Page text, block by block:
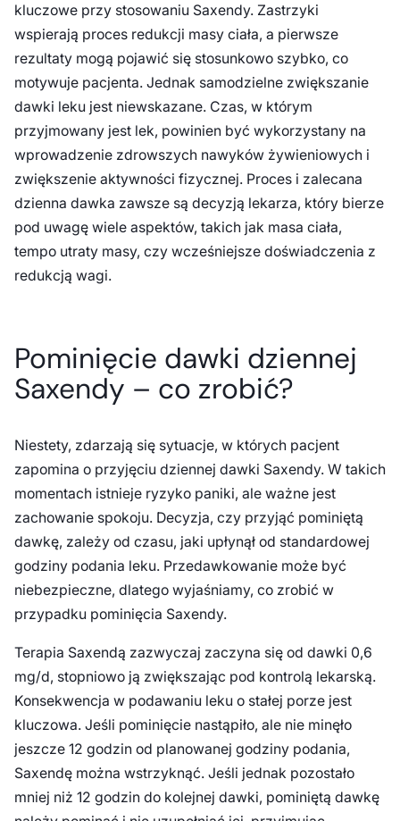
kluczowe przy stosowaniu Saxendy. Zastrzyki
wspierają proces redukcji masy ciała, a pierwsze
rezultaty mogą pojawić się stosunkowo szybko, co
motywuje pacjenta. Jednak samodzielne zwiększanie
dawki leku jest niewskazane. Czas, w którym
przyjmowany jest lek, powinien być wykorzystany na
wprowadzenie zdrowszych nawyków żywieniowych i
zwiększenie aktywności fizycznej. Proces i zalecana
dzienna dawka zawsze są decyzją lekarza, który bierze
pod uwagę wiele aspektów, takich jak masa ciała,
tempo utraty masy, czy wcześniejsze doświadczenia z
redukcją wagi.
Pominięcie dawki dziennej
Saxendy – co zrobić?
Niestety, zdarzają się sytuacje, w których pacjent
zapomina o przyjęciu dziennej dawki Saxendy. W takich
momentach istnieje ryzyko paniki, ale ważne jest
zachowanie spokoju. Decyzja, czy przyjąć pominiętą
dawkę, zależy od czasu, jaki upłynął od standardowej
godziny podania leku. Przedawkowanie może być
niebezpieczne, dlatego wyjaśniamy, co zrobić w
przypadku pominięcia Saxendy.
Terapia Saxendą zazwyczaj zaczyna się od dawki 0,6
mg/d, stopniowo ją zwiększając pod kontrolą lekarską.
Konsekwencja w podawaniu leku o stałej porze jest
kluczowa. Jeśli pominięcie nastąpiło, ale nie minęło
jeszcze 12 godzin od planowanej godziny podania,
Saxendę można wstrzyknąć. Jeśli jednak pozostało
mniej niż 12 godzin do kolejnej dawki, pominiętą dawkę